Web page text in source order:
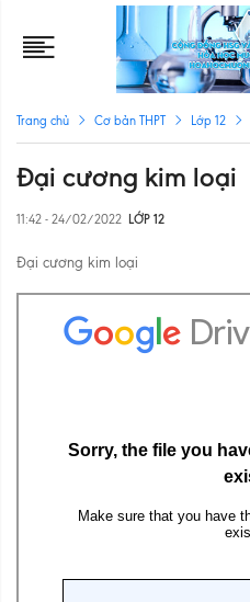
Trang chủ Cơ bản THPT Lớp 12
Đại cương kim loại
11:42 - 24/02/2022 LỚP 12
Đại cương kim loại